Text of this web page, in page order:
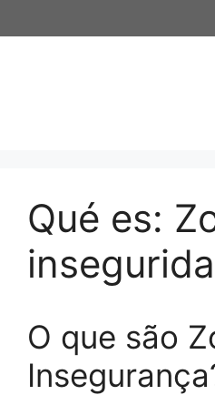
al
Qué es:
O que são